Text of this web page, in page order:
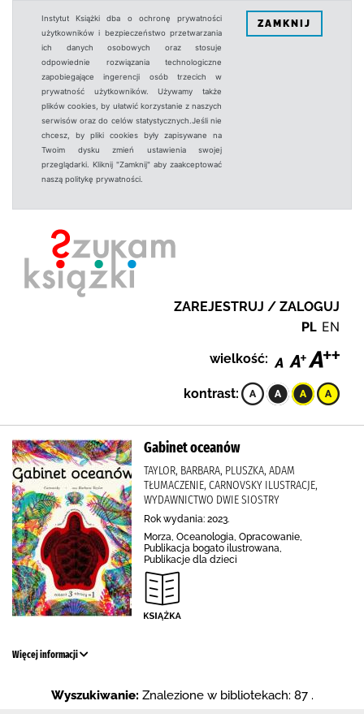
Instytut Książki dba o ochronę prywatności
użytkowników i bezpieczeństwo przetwarzania
ich danych osobowych oraz stosuje
odpowiednie rozwiązania technologiczne
zapobiegające ingerencji osób trzecich w
prywatność użytkowników. Używamy także
plików cookies, by ułatwić korzystanie z naszych
serwisów oraz do celów statystycznych.Jeśli nie
chcesz, by pliki cookies były zapisywane na
Twoim dysku zmień ustawienia swojej
przeglądarki. Kliknij "Zamknij" aby zaakceptować
naszą politykę prywatności.
ZAMKNIJ
ZAREJESTRUJ / ZALOGUJ
PL EN
wielkość:
kontrast:
Gabinet oceanów
TAYLOR, BARBARA, PLUSZKA, ADAM
TŁUMACZENIE, CARNOVSKY ILUSTRACJE,
WYDAWNICTWO DWIE SIOSTRY
Rok wydania: 2023.
Morza, Oceanologia, Opracowanie,
Publikacja bogato ilustrowana,
Publikacje dla dzieci
Więcej informacji
Wyszukiwanie: Znalezione w bibliotekach: 87 .